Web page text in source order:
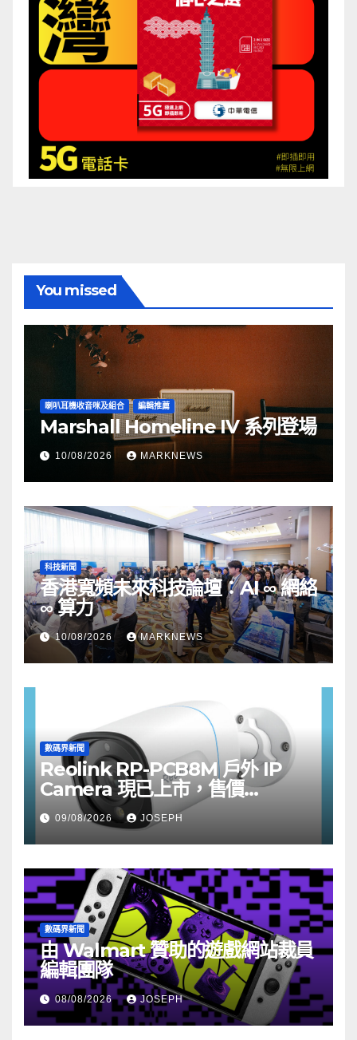
You missed
喇叭耳機收音咪及組合 編輯推薦
Marshall Homeline IV 系列登場
10/08/2026 MARKNEWS
科技新聞
香港寬頻未來科技論壇：AI ∞ 網絡
∞ 算力
10/08/2026 MARKNEWS
數碼界新聞
Reolink RP-PCB8M 戶外 IP
Camera 現已上市，售價
HK$722
09/08/2026 JOSEPH
數碼界新聞
由 Walmart 贊助的遊戲網站裁員
編輯團隊
08/08/2026 JOSEPH